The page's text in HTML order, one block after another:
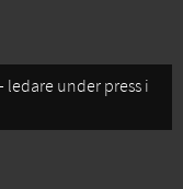
ledare under press i